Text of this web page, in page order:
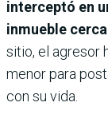
interceptó en
inmueble
sitio, el agresor
menor para
con su vida.